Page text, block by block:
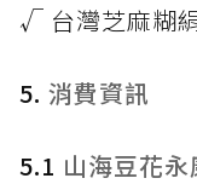
√ 台灣芝麻糊
5. 消費資訊
5.1 山海豆花